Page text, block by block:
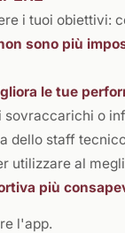
i tuoi obiettivi:
sono più
le tue
sovraccarichi o
dello staff
utilizzare al
più
l'app.